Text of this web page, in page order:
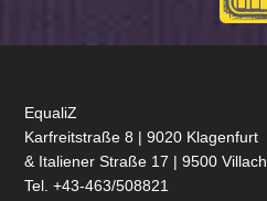
EqualiZ
Karfreitstraße 8 | 9020 Klagenfurt
& Italiener Straße 17 | 9500 Villach
Tel. +43-463/508821